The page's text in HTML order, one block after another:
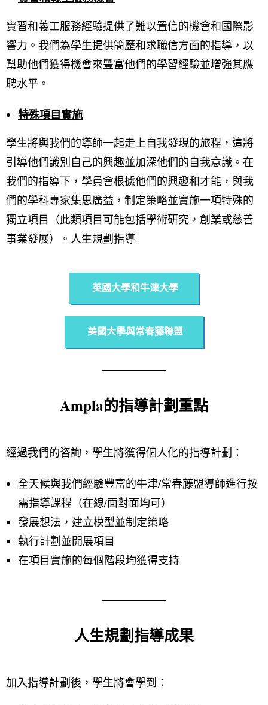
實習和義工服務經驗提供了難以置信的機會和國際影
響力。我們為學生提供簡歷和求職信方面的指導，以
幫助他們獲得機會來豐富他們的學習經驗並增強其應
聘水平。
特殊項目實施
學生將與我們的導師一起走上自我發現的旅程，這將
引導他們識別自己的興趣並加深他們的自我意識。在
我們的指導下，學員會根據他們的興趣和才能，與我
們的學科專家集思廣益，制定策略並實施一項特殊的
獨立項目（此類項目可能包括學術研究，創業或慈善
事業發展）。人生規劃指導
英國大學和牛津大學
美國大學與常春藤聯盟
Ampla的指導計劃重點
經過我們的咨詢，學生將獲得個人化的指導計劃：
全天候與我們經驗豐富的牛津/常春藤盟導師進行按
需指導課程（在線/面對面均可）
發展想法，建立模型並制定策略
執行計劃並開展項目
在項目實施的每個階段均獲得支持
人生規劃指導成果
加入指導計劃後，學生將會學到：